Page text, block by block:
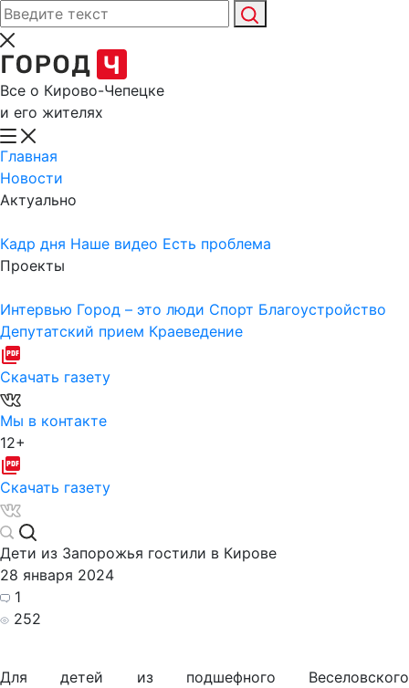
Все о Кирово-Чепецке
и его жителях
Главная
Новости
Актуально
Кадр дня Наше видео Есть проблема
Проекты
Интервью Город – это люди Спорт Благоустройство
Депутатский прием Краеведение
Скачать газету
Мы в контакте
12+
Скачать газету
Дети из Запорожья гостили в Кирове
28 января 2024
1
252
Для детей из подшефного Веселовского